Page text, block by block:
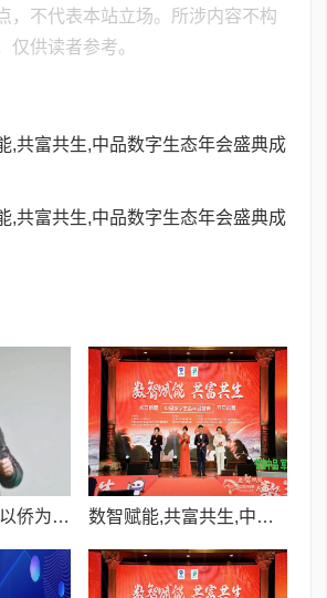
，不代表本站立场。所涉内容不构
仅供读者参考。
,共富共生,中品数字生态年会盛典成
,共富共生,中品数字生态年会盛典成
以诗为媒传薪火 以侨为桥续华章 数智赋能,共富共生,中品数字生态年会盛典成功举办